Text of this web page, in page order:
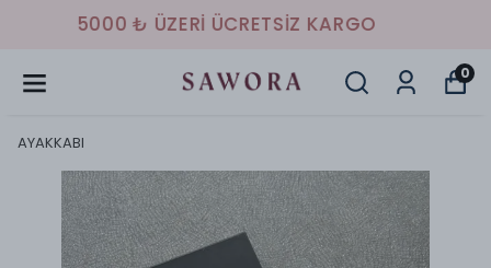
HAVALE/EFT İLE %10 İNDİRİM
0
AYAKKABI